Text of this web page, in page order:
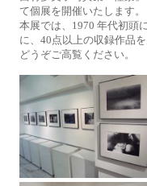
て個展を開催いたします。
本展では、1970 年代初頭
に、40点以上の収録作品
どうぞご高覧ください。